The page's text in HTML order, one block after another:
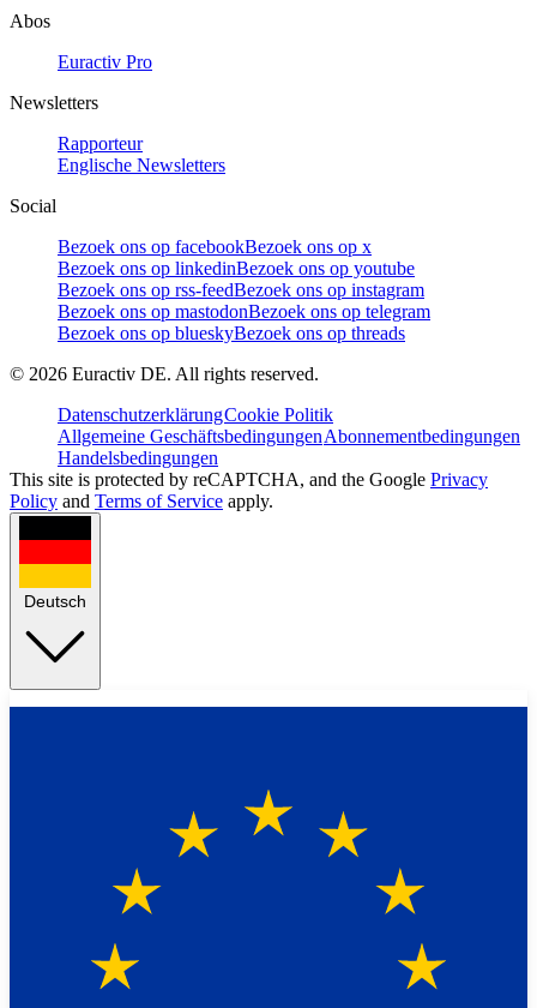
Abos
Euractiv Pro
Newsletters
Rapporteur
Englische Newsletters
Social
Bezoek ons op facebookBezoek ons op x
Bezoek ons op linkedinBezoek ons op youtube
Bezoek ons op rss-feedBezoek ons op instagram
Bezoek ons op mastodonBezoek ons op telegram
Bezoek ons op blueskyBezoek ons op threads
© 2026 Euractiv DE. All rights reserved.
DatenschutzerklärungCookie Politik
Allgemeine GeschäftsbedingungenAbonnementbedingungen
Handelsbedingungen
This site is protected by reCAPTCHA, and the Google Privacy
Policy and Terms of Service apply.
Deutsch